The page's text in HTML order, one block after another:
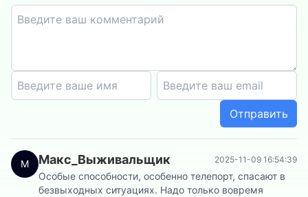
Отправить
М Макс_Выживальщик 2025-11-09 16:54:39
Особые способности, особенно телепорт, спасают в
безвыходных ситуациях. Надо только вовремя